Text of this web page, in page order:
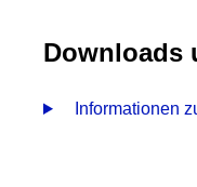
Downloads
Informationen